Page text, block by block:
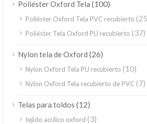
Poliéster Oxford Tela (100)
Poliéster Oxford Tela PVC recubierto
Poliéster Tela Oxford PU recubierto (37)
Nylon tela de Oxford (26)
Nylon Oxford Tela PU recubierto (10)
Nylon Oxford Tela recubierto de PVC(7)
Telas para toldos (12)
tejido acrílico oxford (3)